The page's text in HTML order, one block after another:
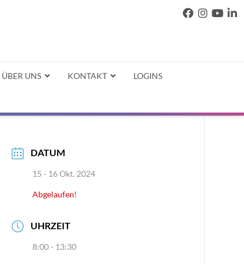
ÜBER UNS KONTAKT LOGINS
DATUM
15 - 16 Okt. 2024
Abgelaufen!
UHRZEIT
8:00 - 13:30